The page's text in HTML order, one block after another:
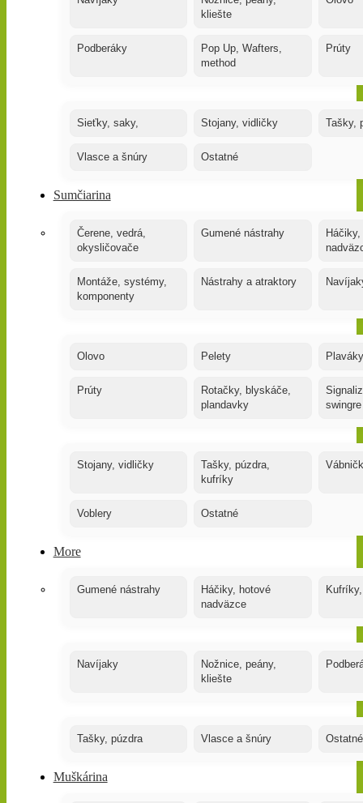
kliešte
Podberáky
Pop Up, Wafters,
method
Prúty
Sieťky, saky, Stojany, vidličky Tašky,
Vlasce a šnúry Ostatné
Sumčiarina
Čerene, vedrá,
okysličovače
Gumené nástrahy
Montáže, systémy,
komponenty
Nástrahy a atraktory
Olovo Pelety
Prúty
Rotačky, blyskáče,
plandavky
swingre
Stojany, vidličky
Tašky, púzdra,
kufríky
Voblery Ostatné
More
Gumené nástrahy
Háčiky, hotové
nadväzce
Navíjaky
Nožnice, peány,
kliešte
Tašky, púzdra Vlasce a šnúry Ostatné
Muškárina